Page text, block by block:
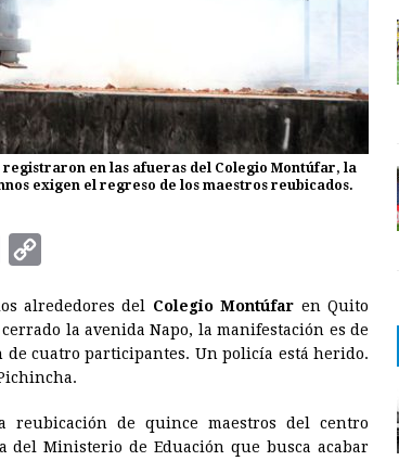
registraron en las afueras del Colegio Montúfar, la
exigen el regreso de los maestros reubicados.
i
n
t
p
y
L
i
n
alrededores del Colegio Montúfar en Quito
la avenida Napo, la manifestación es de
cuatro participantes. Un policía está herido.
de quince maestros del centro
del Ministerio de Eduación que busca acabar